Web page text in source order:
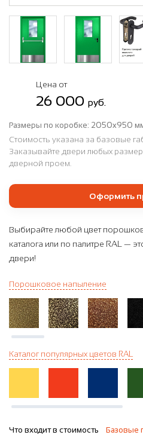
Цена от
26 000 руб.
Размеры по коробке: 2050x950
Стоимость указана за базовые
Заказывайте двери любых
дверной проем.
Оформить
Выбирайте любой цвет
каталога или по палитре RAL —
двери!
Порошковое напыление
Каталог популярных цветов RAL
Что входит в стоимость Базовые